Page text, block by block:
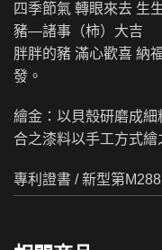
四季節氣 轉眼來去 生
豬—諸事（柿）大吉
胖胖的豬 滿心歡喜 納
發。
繪金：以貝殼研磨成
合之漆料以手工方式繪
專利證書 / 新型第